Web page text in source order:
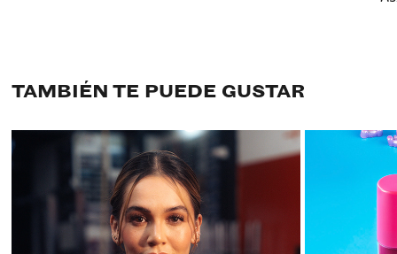
TAMBIÉN TE PUEDE GUSTAR